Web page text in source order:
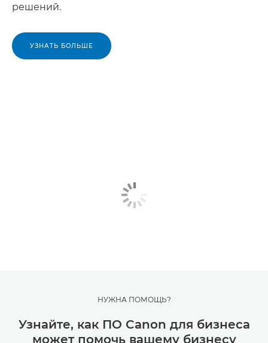
решений.
УЗНАТЬ БОЛЬШЕ
НУЖНА ПОМОЩЬ?
Узнайте, как ПО Canon для бизнеса
может помочь вашему бизнесу